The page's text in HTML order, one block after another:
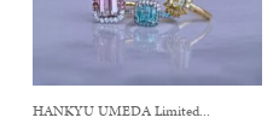
HANKYU UMEDA Limited...